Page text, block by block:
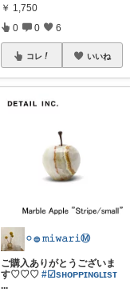
￥ 1,750
0 0 6
コレ いいね
𓏸 𓐍 𝚖𝚒𝚠𝚊𝚛𝚒Ⓜ︎
ご購入ありがとうございま
す♡♡♡#☑sʜᴏᴘᴘɪɴɢʟɪsᴛ
...